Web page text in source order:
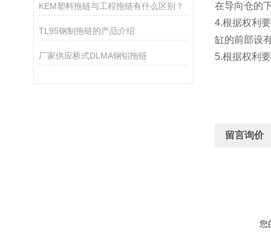
KEM塑料拖链与工程拖链有什么区别？
TL95钢制拖链的产品介绍
厂家供应桥式DLMA钢铝拖链
在导向仓的
4.根据权利
缸的前部设
5.根据权利
留言询价
您